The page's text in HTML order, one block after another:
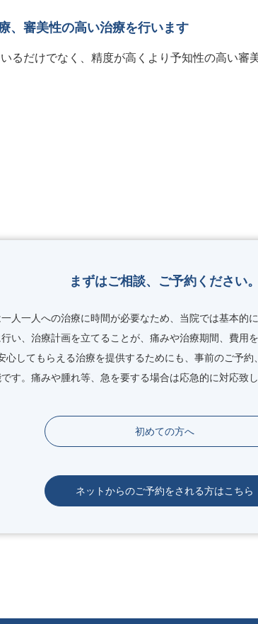
、審美性の高い治療を行います
るだけでなく、精度が高くより予知性の高い審
まずはご相談、ご予約ください。
人一人への治療に時間が必要なため、当院では基本的
い、治療計画を立てることが、痛みや治療期間、費用
心してもらえる治療を提供するためにも、事前のご予約
す。痛みや腫れ等、急を要する場合は応急的に対応致
初めての方へ
ネットからのご予約をされる方はこちら